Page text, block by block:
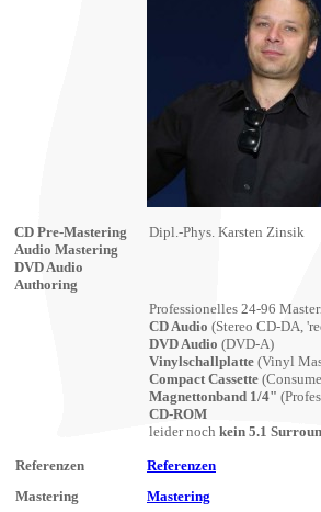
CD Pre-Mastering
Audio Mastering
DVD Audio
Authoring
Dipl.-Phys. Karsten Zinsik
Professionelles 24-96
CD Audio (Stereo CD-DA,
DVD Audio (DVD-A)
Vinylschallplatte(Vinyl
Compact Cassette
Magnettonband 1/4"
CD-ROM
leider noch kein 5.1
Referenzen
Referenzen
Mastering
Mastering